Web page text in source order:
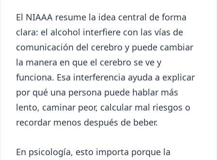
El NIAAA resume la idea central de forma
clara: el alcohol interfiere con las vías de
comunicación del cerebro y puede cambiar
la manera en que el cerebro se ve y
funciona. Esa interferencia ayuda a explicar
por qué una persona puede hablar más
lento, caminar peor, calcular mal riesgos o
recordar menos después de beber.
En psicología, esto importa porque la